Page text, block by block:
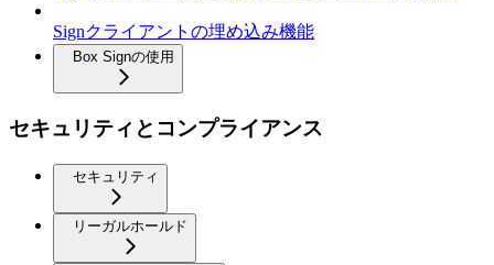
Signクライアントの埋め込み機能
Box Signの使用
セキュリティとコンプライアンス
セキュリティ
リーガルホールド